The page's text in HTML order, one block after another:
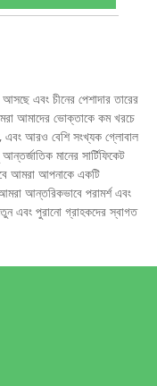
এবং চীনের পেশাদার তারের
আমাদের ভোক্তাকে কম খরচে
এবং আরও বেশি সংখ্যক গ্লোবাল
মানের সার্টিফিকেট
আমরা আপনাকে একটি
আন্তরিকভাবে পরামর্শ এবং
এবং পুরানো গ্রাহকদের স্বাগত